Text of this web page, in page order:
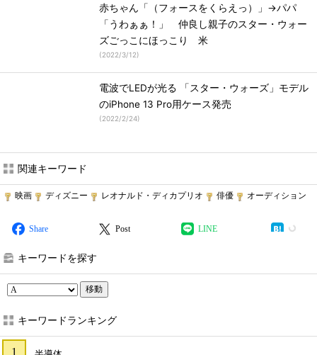
赤ちゃん「（フォースをくらえっ）」→パパ
「うわぁぁ！」 仲良し親子のスター・ウォー
ズごっこにほっこり 米
(2022/3/12)
電波でLEDが光る 「スター・ウォーズ」モデル
のiPhone 13 Pro用ケース発売
(2022/2/24)
関連キーワード
映画 ディズニー レオナルド・ディカプリオ 俳優 オーディション
Share Post LINE
キーワードを探す
移動
キーワードランキング